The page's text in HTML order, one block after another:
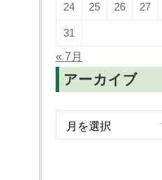
24 25 26 27
31
« 7月
アーカイブ
ー